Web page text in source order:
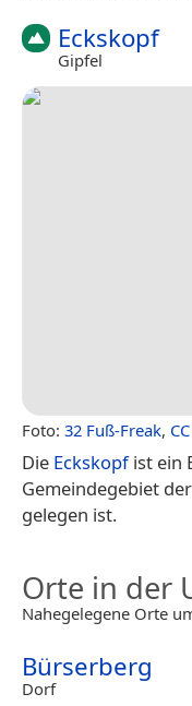
Eckskopf
Gipfel
Foto: 32 Fuß-Freak,
Die Eckskopfist ein
Gemeindegebiet
gelegen ist.
Orte in der
Nahegelegene Orte
Bürserberg
Dorf